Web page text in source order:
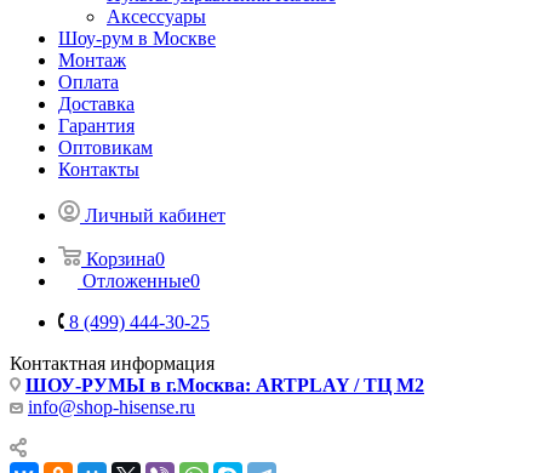
Аксессуары
Шоу-рум в Москве
Монтаж
Оплата
Доставка
Гарантия
Оптовикам
Контакты
Личный кабинет
Корзина0
Отложенные0
8 (499) 444-30-25
Контактная информация
ШОУ-РУМЫ в г.Москва: ARTPLAY / ТЦ М2
info@shop-hisense.ru